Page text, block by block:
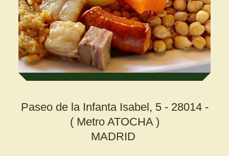
Paseo de la Infanta Isabel, 5 - 28014 -
( Metro ATOCHA )
MADRID